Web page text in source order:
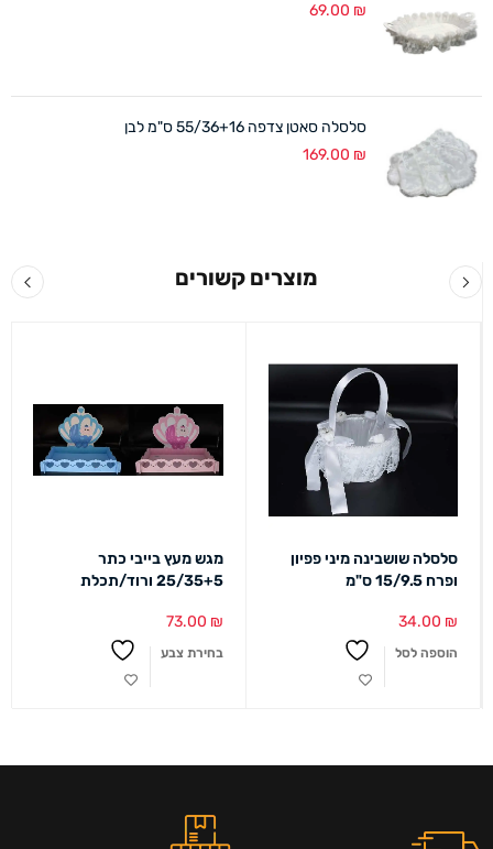
69.00 ₪
סלסלה סאטן צדפה 55/36+16 ס"מ לבן
169.00 ₪
מוצרים קשורים
סלסלה שושבינה מיני פפיון
ופרח 15/9.5 ס"מ
34.00 ₪
הוספה לסל
מגש מעץ בייבי כתר
25/35+5 ורוד/תכלת
73.00 ₪
בחירת צבע